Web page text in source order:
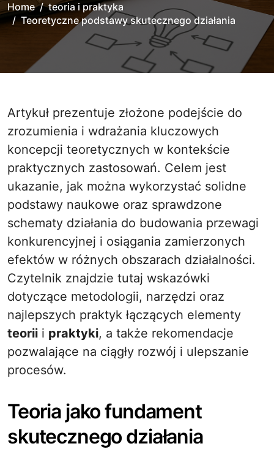
Home
teoria i praktyka
Teoretyczne podstawy skutecznego działania
Artykuł prezentuje złożone podejście do
zrozumienia i wdrażania kluczowych
koncepcji teoretycznych w kontekście
praktycznych zastosowań. Celem jest
ukazanie, jak można wykorzystać solidne
podstawy naukowe oraz sprawdzone
schematy działania do budowania przewagi
konkurencyjnej i osiągania zamierzonych
efektów w różnych obszarach działalności.
Czytelnik znajdzie tutaj wskazówki
dotyczące metodologii, narzędzi oraz
najlepszych praktyk łączących elementy
teorii i praktyki, a także rekomendacje
pozwalające na ciągły rozwój i ulepszanie
procesów.
Teoria jako fundament
skutecznego działania